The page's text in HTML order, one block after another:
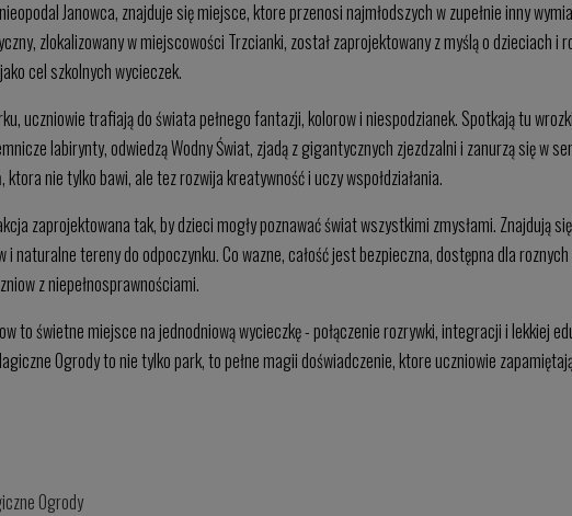
Janowca, znajduje się miejsce, ktore przenosi najmłodszych w zupełnie inny
zlokalizowany w miejscowości Trzcianki, został zaprojektowany z myślą o dzieciach i
cel szkolnych wycieczek.
uczniowie trafiają do świata pełnego fantazji, kolorow i niespodzianek. Spotkają tu
labirynty, odwiedzą Wodny Świat, zjadą z gigantycznych zjezdzalni i zanurzą się w
nie tylko bawi, ale tez rozwija kreatywność i uczy wspołdziałania.
zaprojektowana tak, by dzieci mogły poznawać świat wszystkimi zmysłami. Znajdują
naturalne tereny do odpoczynku. Co wazne, całość jest bezpieczna, dostępna dla
z niepełnosprawnościami.
to świetne miejsce na jednodniową wycieczkę - połączenie rozrywki, integracji i lekkiej
Ogrody to nie tylko park, to pełne magii doświadczenie, ktore uczniowie
Ogrody